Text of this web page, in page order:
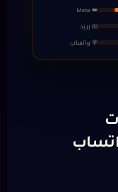
👑 Meta
📧 بريد
💬 واتساب